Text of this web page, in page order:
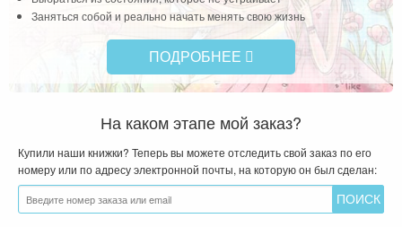
Заняться собой и реально начать менять свою жизнь
ПОДРОБНЕЕ
На каком этапе мой заказ?
Купили наши книжки? Теперь вы можете отследить свой заказ по его
номеру или по адресу электронной почты, на которую он был сделан: